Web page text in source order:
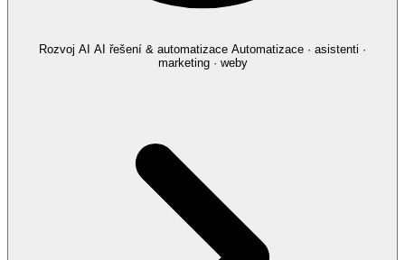
Rozvoj AI AI řešení & automatizace Automatizace · asistenti ·
marketing · weby